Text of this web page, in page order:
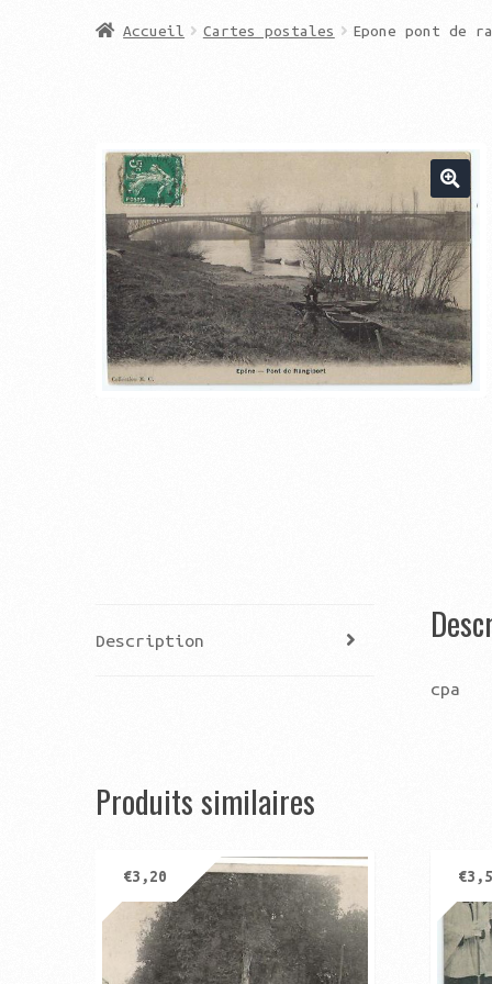
Accueil Cartes postales Epone pont de
Description
cpa
Produits similaires
€3,20 €